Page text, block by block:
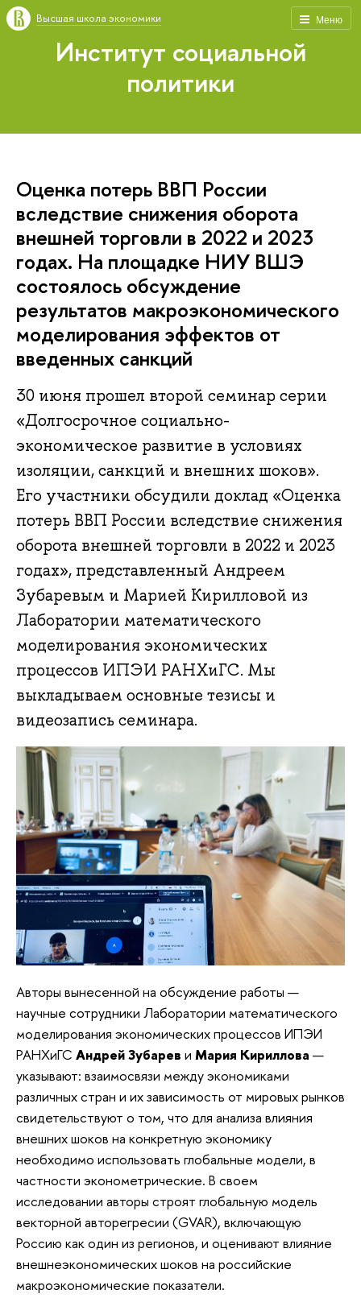
Меню
Высшая школа экономики
Институт социальной
политики
Оценка потерь ВВП России
вследствие снижения оборота
внешней торговли в 2022 и 2023
годах. На площадке НИУ ВШЭ
состоялось обсуждение
результатов макроэкономического
моделирования эффектов от
введенных санкций
30 июня прошел второй семинар серии
«Долгосрочное социально-
экономическое развитие в условиях
изоляции, санкций и внешних шоков».
Его участники обсудили доклад «Оценка
потерь ВВП России вследствие снижения
оборота внешней торговли в 2022 и 2023
годах», представленный Андреем
Зубаревым и Марией Кирилловой из
Лаборатории математического
моделирования экономических
процессов ИПЭИ РАНХиГС. Мы
выкладываем основные тезисы и
видеозапись семинара.
Авторы вынесенной на обсуждение работы —
научные сотрудники Лаборатории математического
моделирования экономических процессов ИПЭИ
РАНХиГС Андрей Зубарев и Мария Кириллова —
указывают: взаимосвязи между экономиками
различных стран и их зависимость от мировых рынков
свидетельствуют о том, что для анализа влияния
внешних шоков на конкретную экономику
необходимо использовать глобальные модели, в
частности эконометрические. В своем
исследовании авторы строят глобальную модель
векторной авторегресии (GVAR), включающую
Россию как один из регионов, и оценивают влияние
внешнеэкономических шоков на российские
макроэкономические показатели.